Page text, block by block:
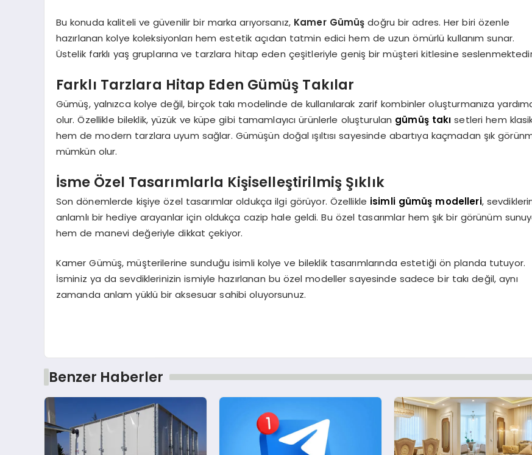
Bu konuda kaliteli ve güvenilir bir marka arıyorsanız, Kamer Gümüş doğru bir adres. Her biri özenle
hazırlanan kolye koleksiyonları hem estetik açıdan tatmin edici hem de uzun ömürlü kullanım sunar.
Üstelik farklı yaş gruplarına ve tarzlara hitap eden çeşitleriyle geniş bir müşteri kitlesine
Farklı Tarzlara Hitap Eden Gümüş Takılar
Gümüş, yalnızca kolye değil, birçok takı modelinde de kullanılarak zarif kombinler oluşturmanıza
olur. Özellikle bileklik, yüzük ve küpe gibi tamamlayıcı ürünlerle oluşturulan gümüş takı setleri hem
hem de modern tarzlara uyum sağlar. Gümüşün doğal ışıltısı sayesinde abartıya kaçmadan şık
mümkün olur.
İsme Özel Tasarımlarla Kişiselleştirilmiş Şıklık
Son dönemlerde kişiye özel tasarımlar oldukça ilgi görüyor. Özellikle isimli gümüş modelleri,
anlamlı bir hediye arayanlar için oldukça cazip hale geldi. Bu özel tasarımlar hem şık bir görünüm
hem de manevi değeriyle dikkat çekiyor.
Kamer Gümüş, müşterilerine sunduğu isimli kolye ve bileklik tasarımlarında estetiği ön planda tutuyor.
İsminiz ya da sevdiklerinizin ismiyle hazırlanan bu özel modeller sayesinde sadece bir takı değil, aynı
zamanda anlam yüklü bir aksesuar sahibi oluyorsunuz.
Benzer Haberler